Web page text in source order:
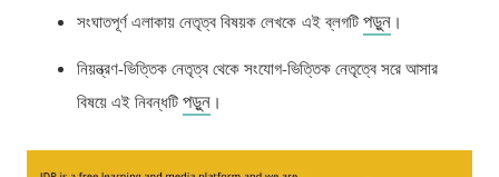
সংঘাতপূর্ণ এলাকায় নেতৃত্ব বিষয়ক লেখকে এই ব্লগটিপড়ুন ।
নিয়ন্ত্রণ-ভিত্তিক নেতৃত্ব থেকে সংযোগ-ভিত্তিক নেতৃত্বে সরে আসার
বিষয়ে এই নিবন্ধটিপড়ুন ।